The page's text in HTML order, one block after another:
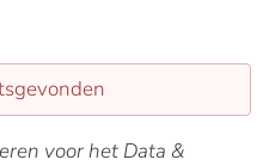
voor het Data &